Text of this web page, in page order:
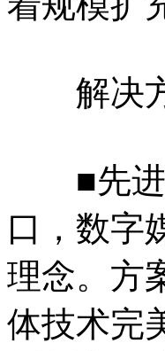
解决方
■先进
口，数字
理念。方
体技术完